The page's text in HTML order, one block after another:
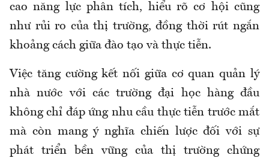
cao năng lực phân tích, hiểu rõ cơ hội cũng
như rủi ro của thị trường, đồng thời rút ngắn
khoảng cách giữa đào tạo và thực tiễn.
Việc tăng cường kết nối giữa cơ quan quản lý
nhà nước với các trường đại học hàng đầu
không chỉ đáp ứng nhu cầu thực tiễn trước mắt
mà còn mang ý nghĩa chiến lược đối với sự
phát triển bền vững của thị trường chứng